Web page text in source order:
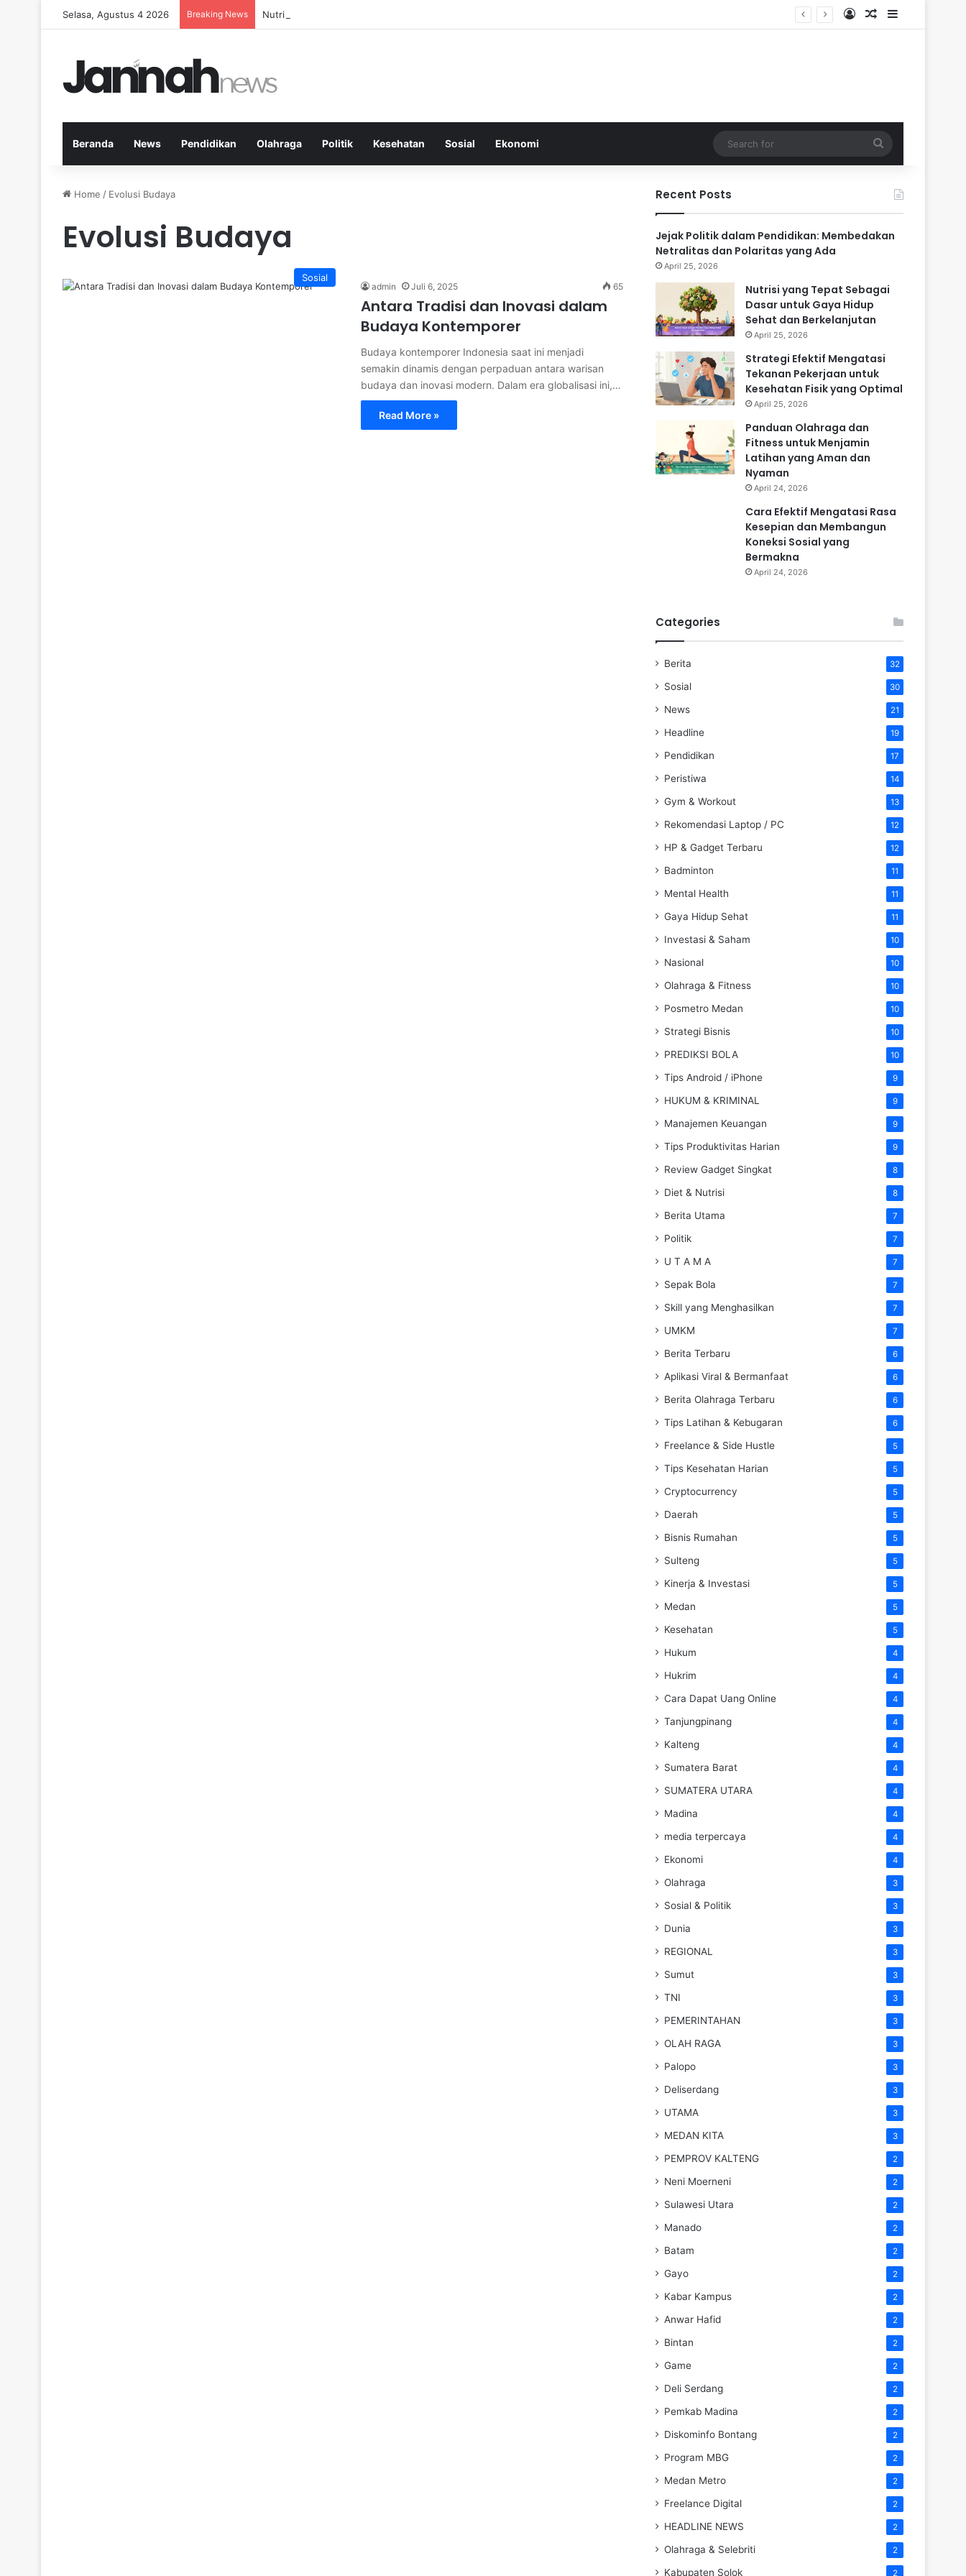
Selasa, Agustus 4 2026 Breaking News Nutrisi yang Tepat Sebagai Dasar untuk Gaya Hidup Sehat dan Berkelanjutan Log InRandom Article
Sidebar
Beranda News Pendidikan Olahraga Politik Kesehatan Sosial Ekonomi
for
Home / Evolusi Budaya
Evolusi Budaya
Sosial
admin Juli 6, 2025 65
Antara Tradisi dan Inovasi dalam
Budaya Kontemporer
Budaya kontemporer Indonesia saat ini menjadi
semakin dinamis dengan perpaduan antara warisan
budaya dan inovasi modern. Dalam era globalisasi ini,…
Read More »
Recent Posts
Jejak Politik dalam Pendidikan: Membedakan
Netralitas dan Polaritas yang Ada
April 25, 2026
Nutrisi yang Tepat Sebagai
Dasar untuk Gaya Hidup
Sehat dan Berkelanjutan
April 25, 2026
Strategi Efektif Mengatasi
Tekanan Pekerjaan untuk
Kesehatan Fisik yang Optimal
April 25, 2026
Panduan Olahraga dan
Fitness untuk Menjamin
Latihan yang Aman dan
Nyaman
April 24, 2026
Cara Efektif Mengatasi Rasa
Kesepian dan Membangun
Koneksi Sosial yang
Bermakna
April 24, 2026
Categories
Berita 32
Sosial 30
News 21
Headline 19
Pendidikan 17
Peristiwa 14
Gym & Workout 13
Rekomendasi Laptop / PC 12
HP & Gadget Terbaru 12
Badminton 11
Mental Health 11
Gaya Hidup Sehat 11
Investasi & Saham 10
Nasional 10
Olahraga & Fitness 10
Posmetro Medan 10
Strategi Bisnis 10
PREDIKSI BOLA 10
Tips Android / iPhone 9
HUKUM & KRIMINAL 9
Manajemen Keuangan 9
Tips Produktivitas Harian 9
Review Gadget Singkat 8
Diet & Nutrisi 8
Berita Utama 7
Politik 7
U T A M A 7
Sepak Bola 7
Skill yang Menghasilkan 7
UMKM 7
Berita Terbaru 6
Aplikasi Viral & Bermanfaat 6
Berita Olahraga Terbaru 6
Tips Latihan & Kebugaran 6
Freelance & Side Hustle 5
Tips Kesehatan Harian 5
Cryptocurrency 5
Daerah 5
Bisnis Rumahan 5
Sulteng 5
Kinerja & Investasi 5
Medan 5
Kesehatan 5
Hukum 4
Hukrim 4
Cara Dapat Uang Online 4
Tanjungpinang 4
Kalteng 4
Sumatera Barat 4
SUMATERA UTARA 4
Madina 4
media terpercaya 4
Ekonomi 4
Olahraga 3
Sosial & Politik 3
Dunia 3
REGIONAL 3
Sumut 3
TNI 3
PEMERINTAHAN 3
OLAH RAGA 3
Palopo 3
Deliserdang 3
UTAMA 3
MEDAN KITA 3
PEMPROV KALTENG 2
Neni Moerneni 2
Sulawesi Utara 2
Manado 2
Batam 2
Gayo 2
Kabar Kampus 2
Anwar Hafid 2
Bintan 2
Game 2
Deli Serdang 2
Pemkab Madina 2
Diskominfo Bontang 2
Program MBG 2
Medan Metro 2
Freelance Digital 2
HEADLINE NEWS 2
Olahraga & Selebriti 2
Kabupaten Solok 2